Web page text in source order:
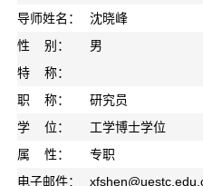
导师姓名：
沈晓峰
性 别：
男
特 称：
职 称：
研究员
学 位：
工学博士学位
属 性：
专职
电子邮件：
xfshen@